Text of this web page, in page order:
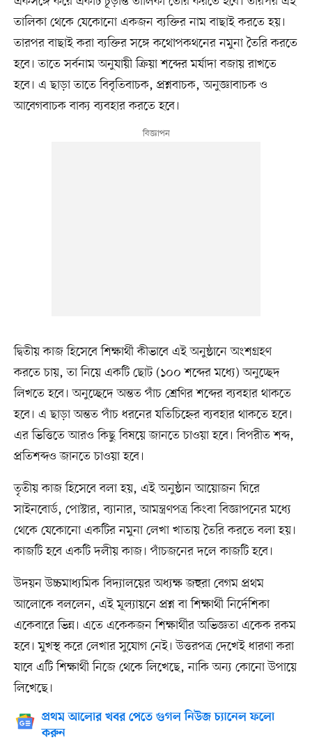
তালিকা থেকে যেকোনো একজন ব্যক্তির নাম বাছাই করতে হয়।
তারপর বাছাই করা ব্যক্তির সঙ্গে কথোপকথনের নমুনা তৈরি করতে
হবে। তাতে সর্বনাম অনুযায়ী ক্রিয়া শব্দের মর্যাদা বজায় রাখতে
হবে। এ ছাড়া তাতে বিবৃতিবাচক, প্রশ্নবাচক, অনুজ্ঞাবাচক ও
আবেগবাচক বাক্য ব্যবহার করতে হবে।
দ্বিতীয় কাজ হিসেবে শিক্ষার্থী কীভাবে এই অনুষ্ঠানে অংশগ্রহণ
করতে চায়, তা নিয়ে একটি ছোট (১০০ শব্দের মধ্যে) অনুচ্ছেদ
লিখতে হবে। অনুচ্ছেদে অন্তত পাঁচ শ্রেণির শব্দের ব্যবহার থাকতে
হবে। এ ছাড়া অন্তত পাঁচ ধরনের যতিচিহ্নের ব্যবহার থাকতে হবে।
এর ভিত্তিতে আরও কিছু বিষয়ে জানতে চাওয়া হবে। বিপরীত শব্দ,
প্রতিশব্দও জানতে চাওয়া হবে।
তৃতীয় কাজ হিসেবে বলা হয়, এই অনুষ্ঠান আয়োজন ঘিরে
সাইনবোর্ড, পোস্টার, ব্যানার, আমন্ত্রণপত্র কিংবা বিজ্ঞাপনের মধ্যে
থেকে যেকোনো একটির নমুনা লেখা খাতায় তৈরি করতে বলা হয়।
কাজটি হবে একটি দলীয় কাজ। পাঁচজনের দলে কাজটি হবে।
উদয়ন উচ্চমাধ্যমিক বিদ্যালয়ের অধ্যক্ষ জহুরা বেগম প্রথম
আলোকে বললেন, এই মূল্যায়নে প্রশ্ন বা শিক্ষার্থী নির্দেশিকা
একেবারে ভিন্ন। এতে একেকজন শিক্ষার্থীর অভিজ্ঞতা একেক রকম
হবে। মুখস্থ করে লেখার সুযোগ নেই। উত্তরপত্র দেখেই ধারণা করা
যাবে এটি শিক্ষার্থী নিজে থেকে লিখেছে, নাকি অন্য কোনো উপায়ে
লিখেছে।
প্রথম আলোর খবর পেতে গুগল নিউজ চ্যানেল ফলো
করুন